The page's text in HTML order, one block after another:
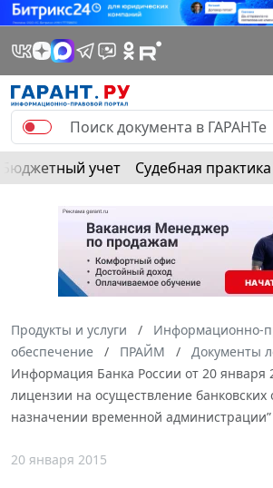
Бюджетный учет Судебная практика
Продукты и услуги
Информационно-
обеспечение
ПРАЙМ
Документы
Информация Банка России от 20 января
лицензии на осуществление
назначении временной администрации”
20 января 2015